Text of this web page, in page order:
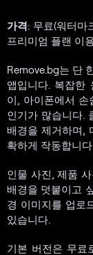
가격: 무료(워터마
프리미엄 플랜 이
Remove.bg는 단
앱입니다. 복잡한
이, 아이폰에서 손
인기가 많습니다.
배경을 제거하며,
확하게 작동합니다.
인물 사진, 제품
배경을 덧붙이고
경 이미지를 업로
있습니다.
기본 버전은 무료